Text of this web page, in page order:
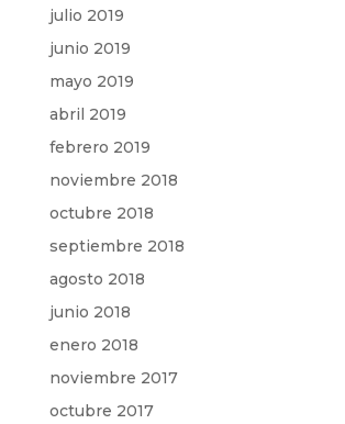
julio 2019
junio 2019
mayo 2019
abril 2019
febrero 2019
noviembre 2018
octubre 2018
septiembre 2018
agosto 2018
junio 2018
enero 2018
noviembre 2017
octubre 2017